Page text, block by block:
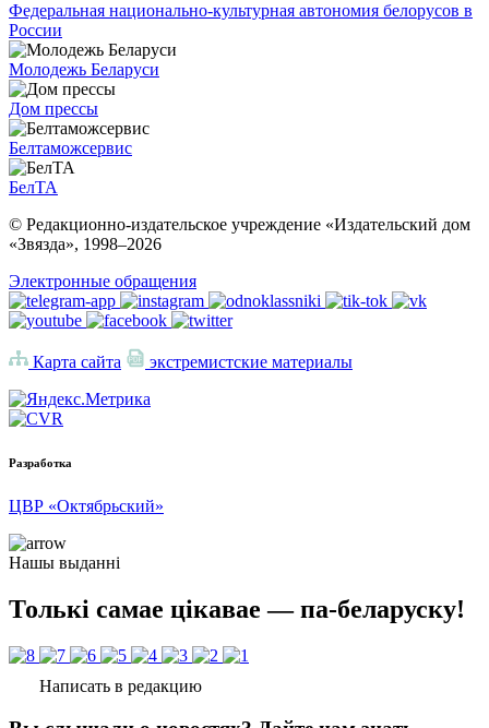
Федеральная национально-культурная автономия белорусов в
России
Молодежь Беларуси
Дом прессы
Белтаможсервис
БелТА
© Редакционно-издательское учреждение «Издательский дом
«Звязда», 1998–2026
Электронные обращения
Карта сайта экстремистские материалы
Разработка
ЦВР «Октябрьский»
Нашы выданні
Толькі самае цікавае — па-беларуску!
Написать в редакцию